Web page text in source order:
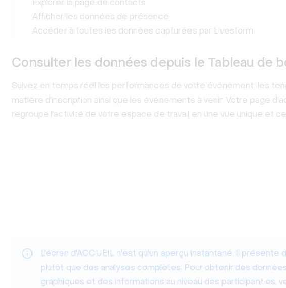
Explorer la page de contacts
Afficher les données de présence
Accéder à toutes les données capturées par Livestorm
Consulter les données depuis le Tableau de
Suivez en temps réel les performances de votre événement, les
matière d'inscription ainsi que les événements à venir. Votre page
regroupe l'activité de votre espace de travail en une vue unique et
L'écran d'ACCUEIL n'est qu'un aperçu instantané. Il présente
plutôt que des analyses complètes. Pour obtenir des
graphiques et des informations au niveau des participant·es,